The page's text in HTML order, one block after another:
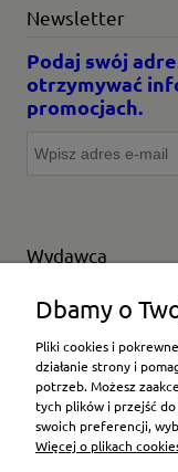
Newsletter
Podaj swój
otrzymywać
promocjach.
Wydawca
Wybierz producenta
Dbamy o
Pliki cookies i
działanie strony i
potrzeb. Możesz
tych plików i przejść
swoich preferencji,
Więcej o plikach